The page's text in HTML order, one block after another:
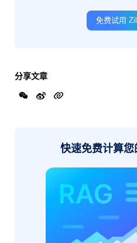
免费试用
分享文章
快速免费计算您